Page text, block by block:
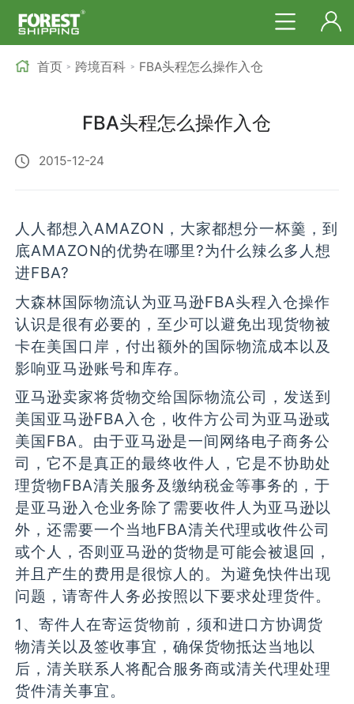
首页 > 跨境百科 > FBA头程怎么操作入仓
FBA头程怎么操作入仓
2015-12-24
人人都想入AMAZON，大家都想分一杯羹，到
底AMAZON的优势在哪里?为什么辣么多人想
进FBA?
大森林国际物流认为亚马逊FBA头程入仓操作
认识是很有必要的，至少可以避免出现货物被
卡在美国口岸，付出额外的国际物流成本以及
影响亚马逊账号和库存。
亚马逊卖家将货物交给国际物流公司，发送到
美国亚马逊FBA入仓，收件方公司为亚马逊或
美国FBA。由于亚马逊是一间网络电子商务公
司，它不是真正的最终收件人，它是不协助处
理货物FBA清关服务及缴纳税金等事务的，于
是亚马逊入仓业务除了需要收件人为亚马逊以
外，还需要一个当地FBA清关代理或收件公司
或个人，否则亚马逊的货物是可能会被退回，
并且产生的费用是很惊人的。为避免快件出现
问题，请寄件人务必按照以下要求处理货件。
1、寄件人在寄运货物前，须和进口方协调货
物清关以及签收事宜，确保货物抵达当地以
后，清关联系人将配合服务商或清关代理处理
货件清关事宜。